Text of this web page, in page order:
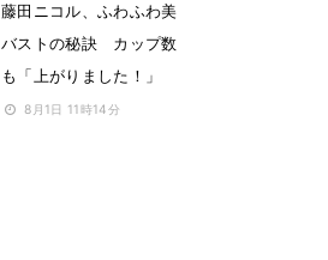
藤田ニコル、ふわふわ美
バストの秘訣 カップ数
も「上がりました！」
8月1日 11時14分